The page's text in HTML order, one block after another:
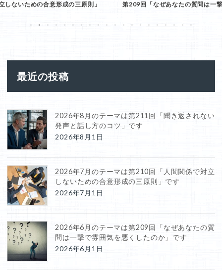
第209回「なぜあなたの質問は一撃で雰囲気を悪くしたのか」 第
1 2 3 4 5 6 7 8 9 10 11 12 13 14 15 16 17 18 19 20
最近の投稿
2026年8月のテーマは第211回「聞き返されない
発声と話し方のコツ」です
2026年8月1日
2026年7月のテーマは第210回「人間関係で対立
しないための合意形成の三原則」です
2026年7月1日
2026年6月のテーマは第209回「なぜあなたの質
問は一撃で雰囲気を悪くしたのか」です
2026年6月1日